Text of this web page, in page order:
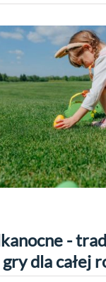
-
dla całej